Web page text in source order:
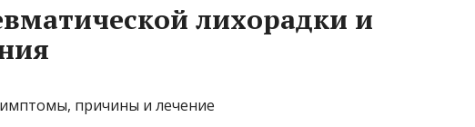
лихорадки и